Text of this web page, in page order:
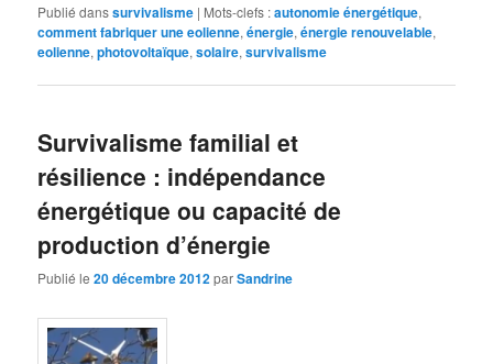
Publié danssurvivalisme | Mots-clefs :autonomie énergétique,
comment fabriquer une eolienne,énergie,énergie renouvelable,
eolienne,photovoltaïque,solaire,survivalisme
Survivalisme familial et
résilience : indépendance
énergétique ou capacité de
production d’énergie
Publié le20 décembre 2012parSandrine